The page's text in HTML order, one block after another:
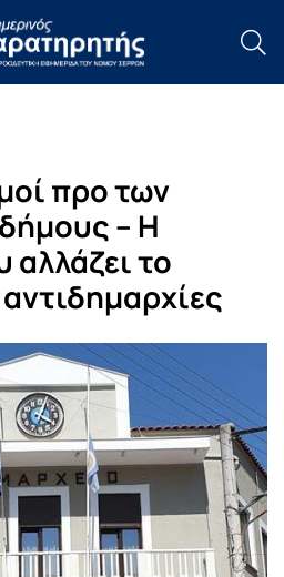
προ των
– Η
αλλάζει το
αντιδημαρχίες